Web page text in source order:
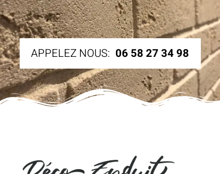
APPELEZ NOUS: 06 58 27 34 98